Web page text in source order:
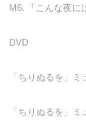
M6. 「こんな夜に
DVD
「ちりぬるを」
「ちりぬるを」